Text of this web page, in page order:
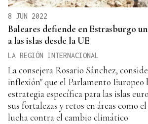
8 JUN 2022
Baleares defiende en Estrasburgo
a las islas desde la UE
LA REGIÓN INTERNACIONAL
La consejera Rosario Sánchez,
inflexión" que el Parlamento Europeo
estrategia específica para las islas
sus fortalezas y retos en áreas como
lucha contra el cambio climático